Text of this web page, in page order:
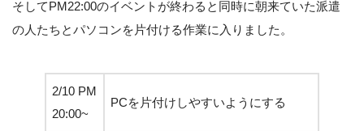
そしてPM22:00のイベントが終わると同時に朝来ていた派遣
の人たちとパソコンを片付ける作業に入りました。
2/10 PM
20:00~
PCを片付けしやすいようにする